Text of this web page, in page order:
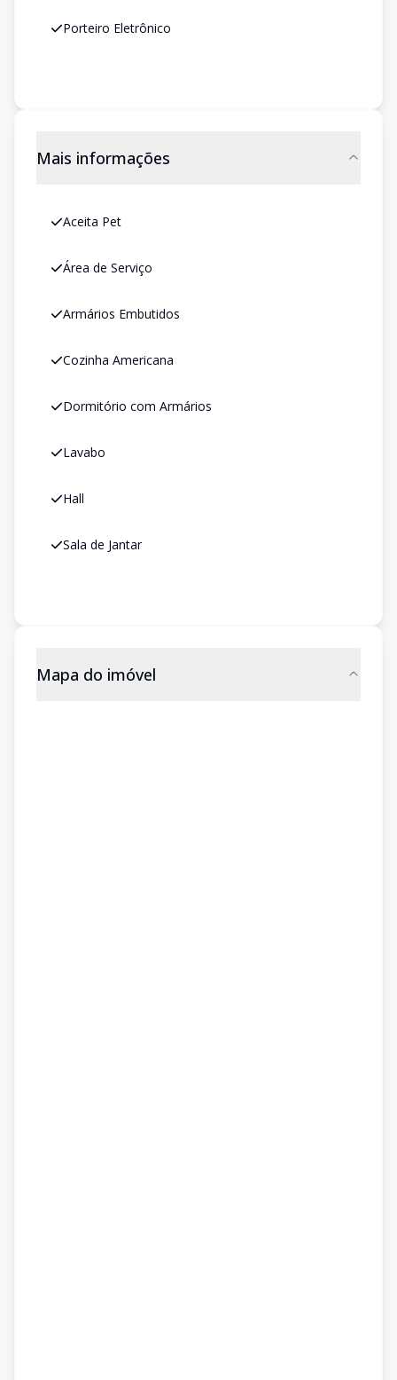
Porteiro Eletrônico
Mais informações
Aceita Pet
Área de Serviço
Armários Embutidos
Cozinha Americana
Dormitório com Armários
Lavabo
Hall
Sala de Jantar
Mapa do imóvel